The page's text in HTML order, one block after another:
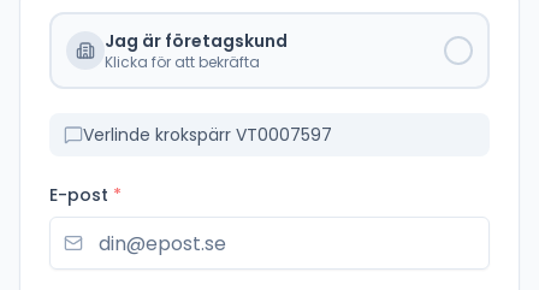
Jag är företagskund
Klicka för att bekräfta
Verlinde krokspärr VT0007597
E-post *